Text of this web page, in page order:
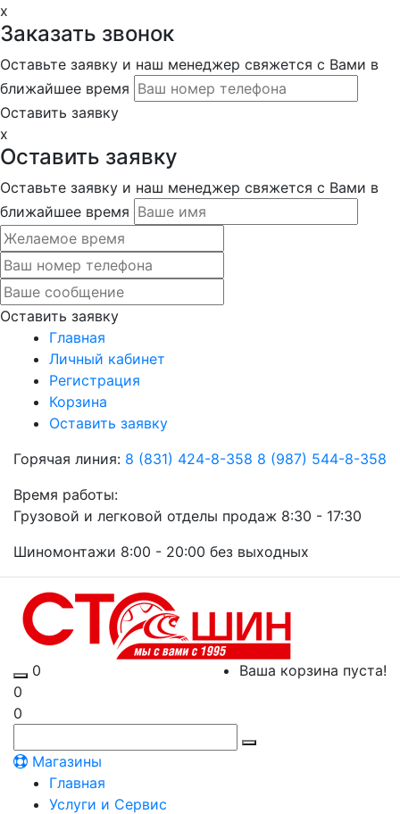
x
Заказать звонок
Оставьте заявку и наш менеджер свяжется с Вами в
ближайшее время
Оставить заявку
x
Оставить заявку
Оставьте заявку и наш менеджер свяжется с Вами в
ближайшее время
Оставить заявку
Главная
Личный кабинет
Регистрация
Корзина
Оставить заявку
Горячая линия: 8 (831) 424-8-358 8 (987) 544-8-358
Время работы:
Грузовой и легковой отделы продаж 8:30 - 17:30
Шиномонтажи 8:00 - 20:00 без выходных
0
Ваша корзина пуста!
0
0
Магазины
Главная
Услуги и Сервис